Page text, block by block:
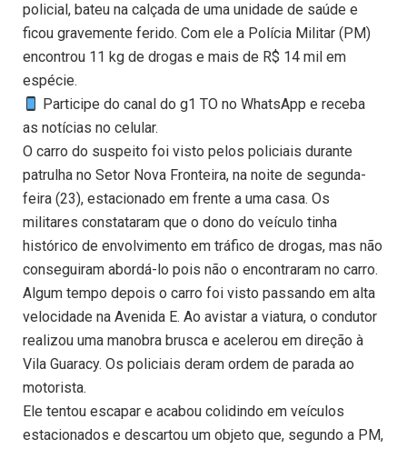
policial, bateu na calçada de uma unidade de saúde e
ficou gravemente ferido. Com ele a Polícia Militar (PM)
encontrou 11 kg de drogas e mais de R$ 14 mil em
espécie.
Participe do canal do g1 TO no WhatsApp e receba
as notícias no celular.
O carro do suspeito foi visto pelos policiais durante
patrulha no Setor Nova Fronteira, na noite de segunda-
feira (23), estacionado em frente a uma casa. Os
militares constataram que o dono do veículo tinha
histórico de envolvimento em tráfico de drogas, mas não
conseguiram abordá-lo pois não o encontraram no carro.
Algum tempo depois o carro foi visto passando em alta
velocidade na Avenida E. Ao avistar a viatura, o condutor
realizou uma manobra brusca e acelerou em direção à
Vila Guaracy. Os policiais deram ordem de parada ao
motorista.
Ele tentou escapar e acabou colidindo em veículos
estacionados e descartou um objeto que, segundo a PM,